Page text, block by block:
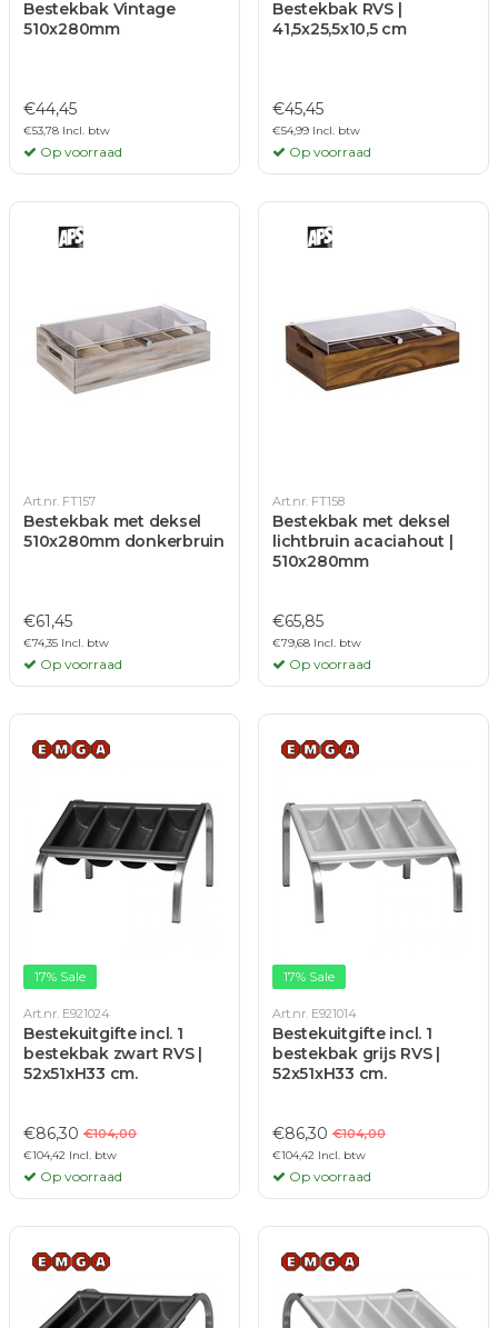
Bestekbak Vintage
510x280mm
€44,45
€53,78 Incl. btw
Op voorraad
Bestekbak RVS |
41,5x25,5x10,5 cm
€45,45
€54,99 Incl. btw
Op voorraad
Art.nr. FT157
Bestekbak met deksel
510x280mm donkerbruin
€61,45
€74,35 Incl. btw
Op voorraad
Art.nr. FT158
Bestekbak met deksel
lichtbruin acaciahout |
510x280mm
€65,85
€79,68 Incl. btw
Op voorraad
17% Sale
Art.nr. E921024
Bestekuitgifte incl. 1
bestekbak zwart RVS |
52x51xH33 cm.
€86,30 €104,00
€104,42 Incl. btw
Op voorraad
17% Sale
Art.nr. E921014
Bestekuitgifte incl. 1
bestekbak grijs RVS |
52x51xH33 cm.
€86,30 €104,00
€104,42 Incl. btw
Op voorraad